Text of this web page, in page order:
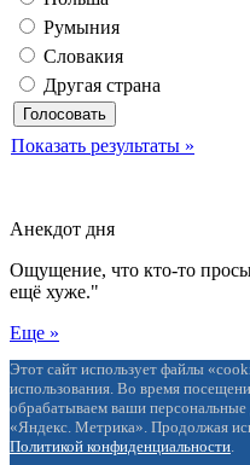
Румыния
Словакия
Другая страна
Показать результаты »
Анекдот дня
Ощущение, что кто-то
ещё хуже."
Еще »
Этот сайт использует файлы
использования. Во время
обрабатываем ваши персональные
«Яндекс. Метрика». Продолжая
Политикой конфиденциальности.